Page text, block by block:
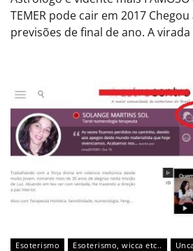
TEMER pode cair em 2017
previsões de final de ano. A
Esoterismo Esoterismo, wicca etc..